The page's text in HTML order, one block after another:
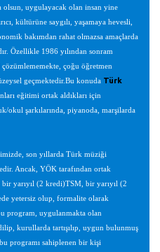
uygulayacak olan insan yine
kültürüne saygılı, yaşamaya hevesli,
bakımdan rahat olmazsa amaçlarda
Özellikle 1986 yılından sonram
çoğu öğretmen
geçmektedir.Bu konuda Türk
eğitimi ortak aldıkları için
okul şarkılarında, piyanoda, marşilarda
son yıllarda Türk müziği
Ancak, YÖK tarafından ortak
yarıyıl (2 kredi)TSM, bir yarıyıl (2
yetersiz olup, formalite olarak
program, uygulanmakta olan
kurullarda tartışılıp, uygun bulunmuş
programı sahiplenen bir kişi